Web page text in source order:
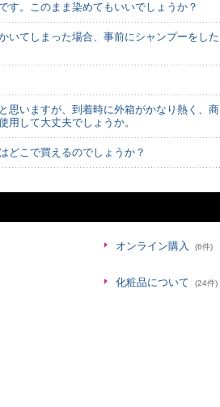
す。このまま染めてもいいでしょうか？
いてしまった場合、事前にシャンプーをした
思いますが、到着時に外箱がかなり熱く、商
用して大丈夫でしょうか。
どこで買えるのでしょうか？
オンライン購入 (6件)
化粧品について (24件)